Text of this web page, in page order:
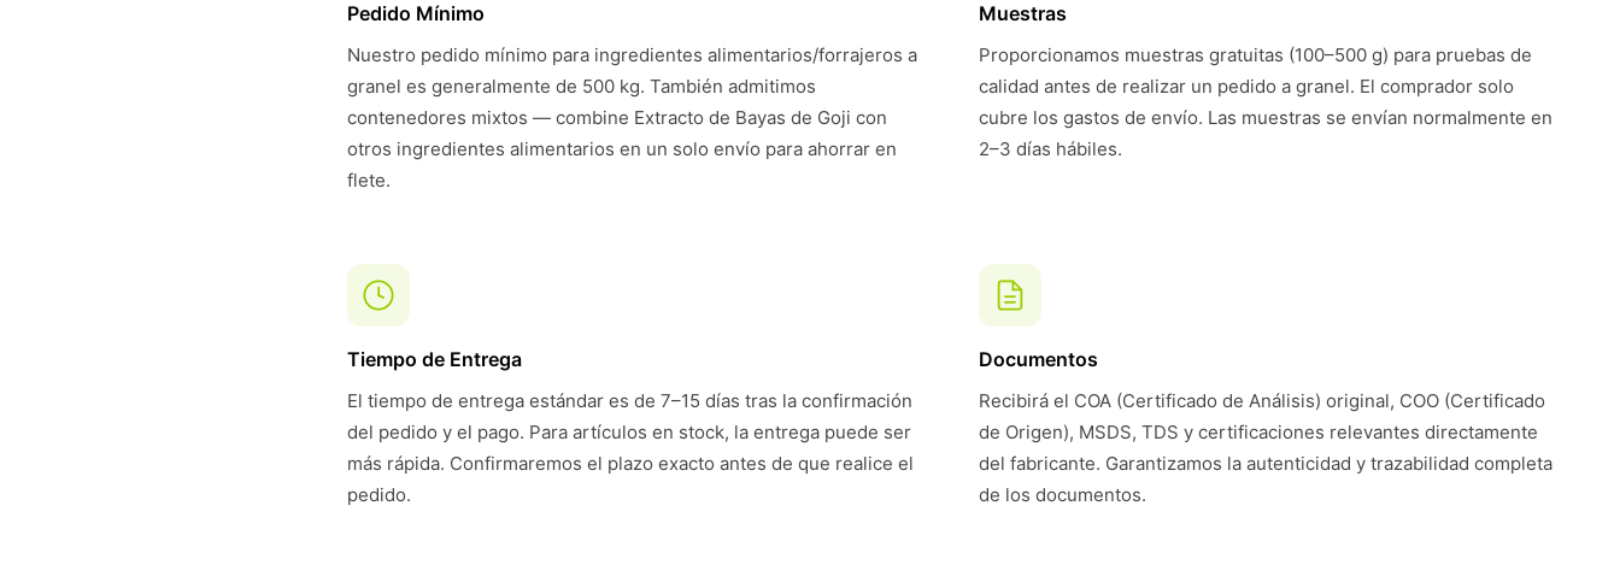
Pedido Mínimo
Nuestro pedido mínimo para ingredientes alimentarios/forrajeros a
granel es generalmente de 500 kg. También admitimos
contenedores mixtos — combine Extracto de Bayas de Goji con
otros ingredientes alimentarios en un solo envío para ahorrar en
flete.
Muestras
Proporcionamos muestras gratuitas (100–500 g) para pruebas de
calidad antes de realizar un pedido a granel. El comprador solo
cubre los gastos de envío. Las muestras se envían normalmente en
2–3 días hábiles.
Tiempo de Entrega
El tiempo de entrega estándar es de 7–15 días tras la confirmación
del pedido y el pago. Para artículos en stock, la entrega puede ser
más rápida. Confirmaremos el plazo exacto antes de que realice el
pedido.
Documentos
Recibirá el COA (Certificado de Análisis) original, COO (Certificado
de Origen), MSDS, TDS y certificaciones relevantes directamente
del fabricante. Garantizamos la autenticidad y trazabilidad completa
de los documentos.